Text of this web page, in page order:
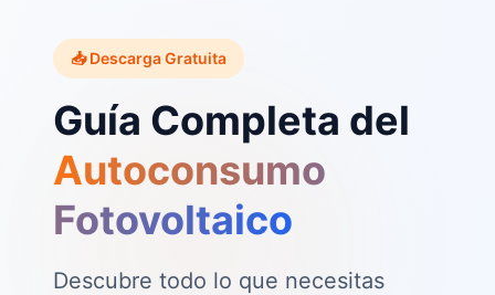
📥 Descarga Gratuita
Guía Completa del
Autoconsumo
Fotovoltaico
Descubre todo lo que necesitas